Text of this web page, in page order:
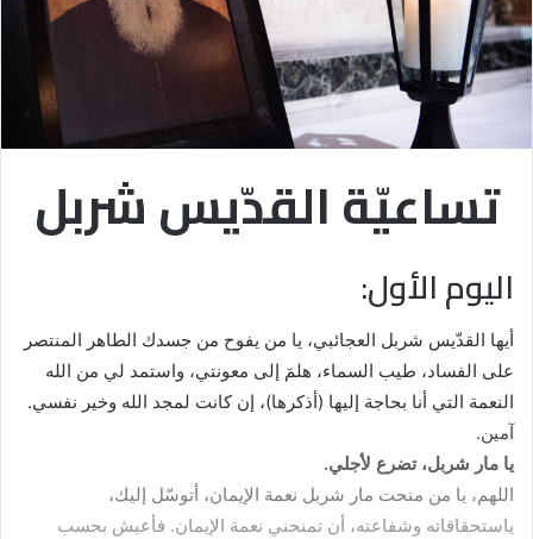
تساعيّة القدّيس شربل
اليوم الأول:
أيها القدّيس شربل العجائبي، يا من يفوح من جسدك الطاهر المنتصر
على الفساد، طيب السماء، هلمَ إلى معونتي، واستمد لي من الله
النعمة التي أنا بحاجة إليها (أذكرها)، إن كانت لمجد الله وخير نفسي.
آمين.
يا مار شربل، تضرع لأجلي.
اللهم، يا من منحت مار شربل نعمة الإيمان، أتوسّل إليك،
ياستحقاقاته وشفاعته، أن تمنحني نعمة الإيمان. فأعيش بحسب